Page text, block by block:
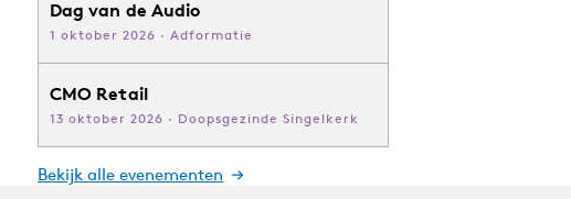
Dag van de Audio
1 oktober 2026 · Adformatie
CMO Retail
13 oktober 2026 · Doopsgezinde Singelkerk
Bekijk alle evenementen